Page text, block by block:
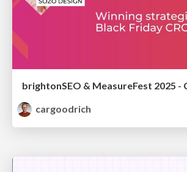
cargoodrich